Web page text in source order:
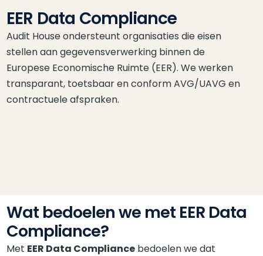
EER Data Compliance
Audit House ondersteunt organisaties die eisen
stellen aan gegevensverwerking binnen de
Europese Economische Ruimte (EER). We werken
transparant, toetsbaar en conform AVG/UAVG en
contractuele afspraken.
Wat bedoelen we met EER Data
Compliance?
Met EER Data Compliance bedoelen we dat